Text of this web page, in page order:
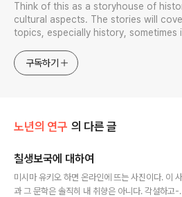
Think of this as a storyhouse of
cultural aspects. The stories will
topics, especially history, sometimes
approach will be to resist any
generalized viewpoint
구독하기
노년의 연구 의 다른 글
칠생보국에 대하여
미시마 유키오 하면 온라인에 뜨는 사진이다. 이
과 그 문학은 솔직히 내 취향은 아니다. 각설하고-